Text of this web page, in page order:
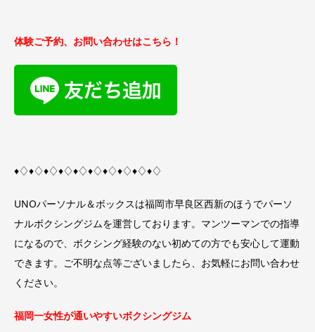
体験ご予約、お問い合わせはこちら！
♦︎♢♦︎♢♦︎♢♦︎♢♦︎♢♦︎♢♦︎♢♦︎♢♦︎♢♦︎♢
UNOパーソナル＆ボックスは福岡市早良区西新のほうでパーソ
ナルボクシングジムを運営しております。マンツーマンでの指導
になるので、ボクシング経験のない初めての方でも安心して運動
できます。ご不明な点等ございましたら、お気軽にお問い合わせ
ください。
福岡一女性が通いやすいボクシングジム